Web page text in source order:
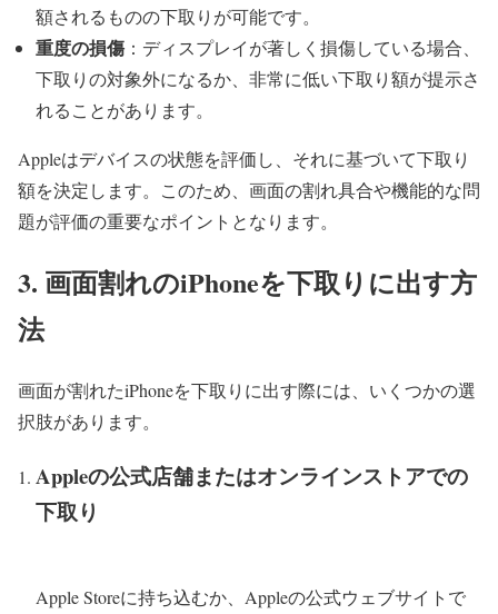
額されるものの下取りが可能です。
重度の損傷 ：ディスプレイが著しく損傷している場合、
下取りの対象外になるか、非常に低い下取り額が提示さ
れることがあります。
Appleはデバイスの状態を評価し、それに基づいて下取り
額を決定します。このため、画面の割れ具合や機能的な問
題が評価の重要なポイントとなります。
3. 画面割れのiPhoneを下取りに出す方
法
画面が割れたiPhoneを下取りに出す際には、いくつかの選
択肢があります。
Appleの公式店舗またはオンラインストアでの
下取り
Apple Storeに持ち込むか、Appleの公式ウェブサイトで